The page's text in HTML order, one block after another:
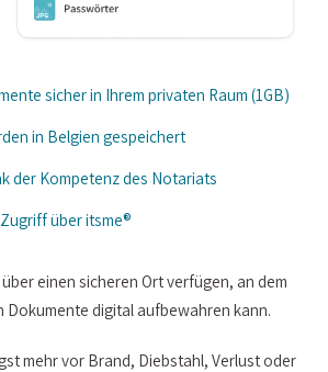
sicher in Ihrem privaten Raum (1GB)
in Belgien gespeichert
der Kompetenz des Notariats
über itsme®
einen sicheren Ort verfügen, an dem
Dokumente digital aufbewahren kann.
mehr vor Brand, Diebstahl, Verlust oder